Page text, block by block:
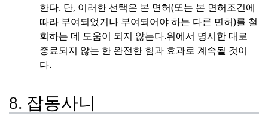
한다. 단, 이러한 선택은 본 면허(또는 본 면허조건에
따라 부여되었거나 부여되어야 하는 다른 면허)를 철
회하는 데 도움이 되지 않는다.위에서 명시한 대로
종료되지 않는 한 완전한 힘과 효과로 계속될 것이
다.
8. 잡동사니